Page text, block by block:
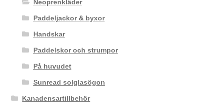
Neoprenkläder
Paddeljackor & byxor
Handskar
Paddelskor och strumpor
På huvudet
Sunread solglasögon
Kanadensartillbehör